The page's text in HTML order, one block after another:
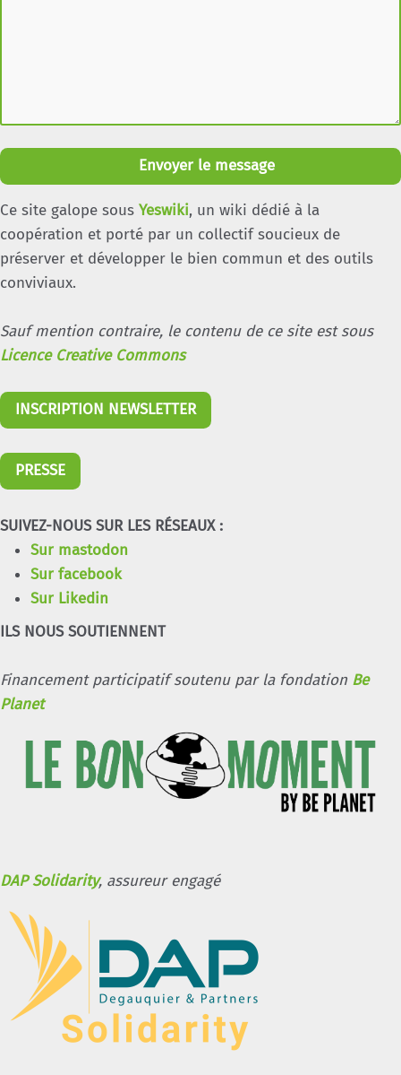
Envoyer le message
Ce site galope sous Yeswiki, un wiki dédié à la
coopération et porté par un collectif soucieux de
préserver et développer le bien commun et des outils
conviviaux.
Sauf mention contraire, le contenu de ce site est sous
Licence Creative Commons
INSCRIPTION NEWSLETTER
PRESSE
SUIVEZ-NOUS SUR LES RÉSEAUX :
Sur mastodon
Sur facebook
Sur Likedin
ILS NOUS SOUTIENNENT
Financement participatif soutenu par la fondation Be
Planet
DAP Solidarity, assureur engagé